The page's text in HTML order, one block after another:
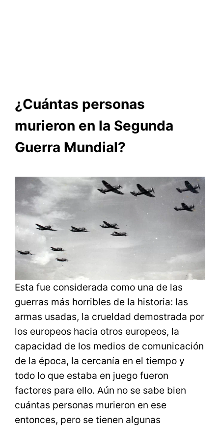
¿Cuántas personas
murieron en la Segunda
Guerra Mundial?
Esta fue considerada como una de las
guerras más horribles de la historia: las
armas usadas, la crueldad demostrada por
los europeos hacia otros europeos, la
capacidad de los medios de comunicación
de la época, la cercanía en el tiempo y
todo lo que estaba en juego fueron
factores para ello. Aún no se sabe bien
cuántas personas murieron en ese
entonces, pero se tienen algunas